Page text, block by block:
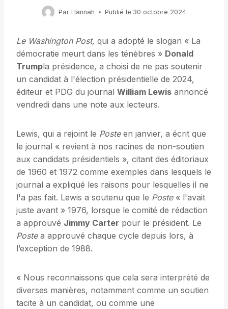
Par Hannah Publié le 30 octobre 2024
Le Washington Post, qui a adopté le slogan « La
démocratie meurt dans les ténèbres » Donald
Trumpla présidence, a choisi de ne pas soutenir
un candidat à l'élection présidentielle de 2024,
éditeur et PDG du journal William Lewis annoncé
vendredi dans une note aux lecteurs.
Lewis, qui a rejoint le Posteen janvier, a écrit que
le journal « revient à nos racines de non-soutien
aux candidats présidentiels », citant des éditoriaux
de 1960 et 1972 comme exemples dans lesquels le
journal a expliqué les raisons pour lesquelles il ne
l'a pas fait. Lewis a soutenu que le Poste« l'avait
juste avant » 1976, lorsque le comité de rédaction
a approuvé Jimmy Carter pour le président. Le
Postea approuvé chaque cycle depuis lors, à
l’exception de 1988.
« Nous reconnaissons que cela sera interprété de
diverses manières, notamment comme un soutien
tacite à un candidat, ou comme une